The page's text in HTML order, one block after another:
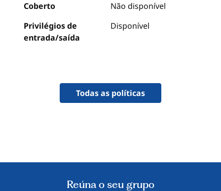
Coberto
Não disponível
Privilégios de
entrada/saída
Disponível
Todas as políticas
Reúna o seu grupo